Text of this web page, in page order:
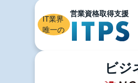
IT業界
唯一の
ビジ